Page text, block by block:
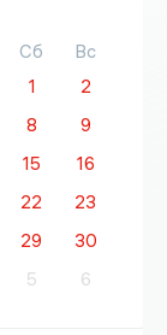
Сб
Вс
1
2
8
9
15
16
22
23
29
30
5 6